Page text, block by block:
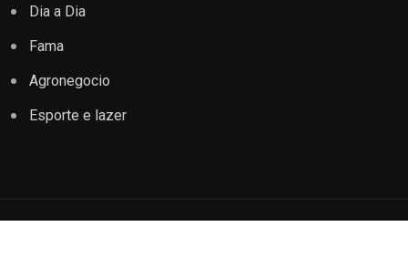
Dia a Dia
Fama
Agronegocio
Esporte e lazer